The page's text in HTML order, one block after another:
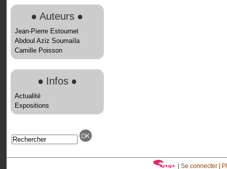
● Auteurs ●
Jean-Pierre Estournet
Abdoul Aziz Soumaïla
Camille Poisson
● Infos ●
Actualité
Expositions
Se connecter|